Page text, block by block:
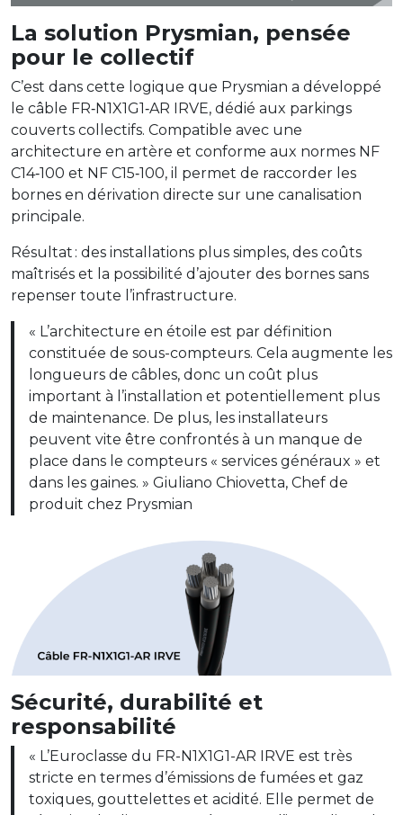
La solution Prysmian, pensée
pour le collectif
C’est dans cette logique que Prysmian a développé
le câble FR‑N1X1G1‑AR IRVE, dédié aux parkings
couverts collectifs. Compatible avec une
architecture en artère et conforme aux normes NF
C14‑100 et NF C15‑100, il permet de raccorder les
bornes en dérivation directe sur une canalisation
principale.
Résultat : des installations plus simples, des coûts
maîtrisés et la possibilité d’ajouter des bornes sans
repenser toute l’infrastructure.
« L’architecture en étoile est par définition
constituée de sous-compteurs. Cela augmente les
longueurs de câbles, donc un coût plus
important à l’installation et potentiellement plus
de maintenance. De plus, les installateurs
peuvent vite être confrontés à un manque de
place dans le compteurs « services généraux » et
dans les gaines. » Giuliano Chiovetta, Chef de
produit chez Prysmian
Sécurité, durabilité et
responsabilité
« L’Euroclasse du FR-N1X1G1-AR IRVE est très
stricte en termes d’émissions de fumées et gaz
toxiques, gouttelettes et acidité. Elle permet de